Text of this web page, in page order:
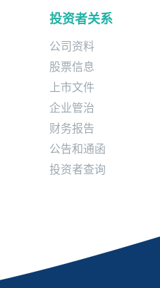
投资者关系
公司资料
股票信息
上市文件
企业管治
财务报告
公告和通函
投资者查询